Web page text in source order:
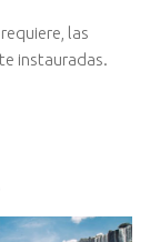
las
instauradas.